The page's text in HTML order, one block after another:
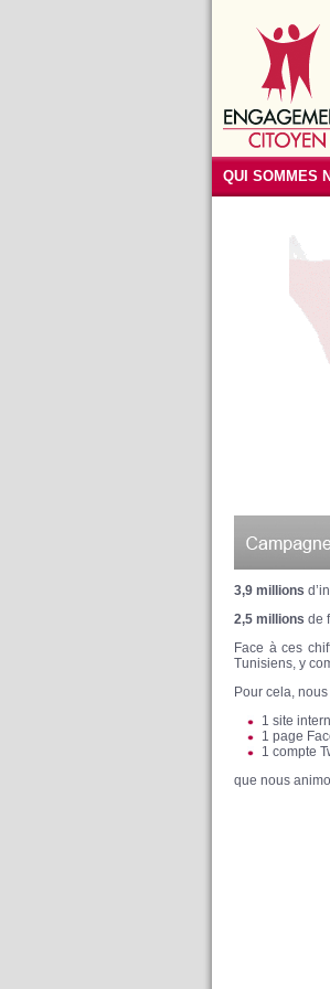
QUI SOMMES
3,9 millions
2,5 millions de
Face à ces
Tunisiens, y
Pour cela,
1 site
1 page
1 compte
que nous